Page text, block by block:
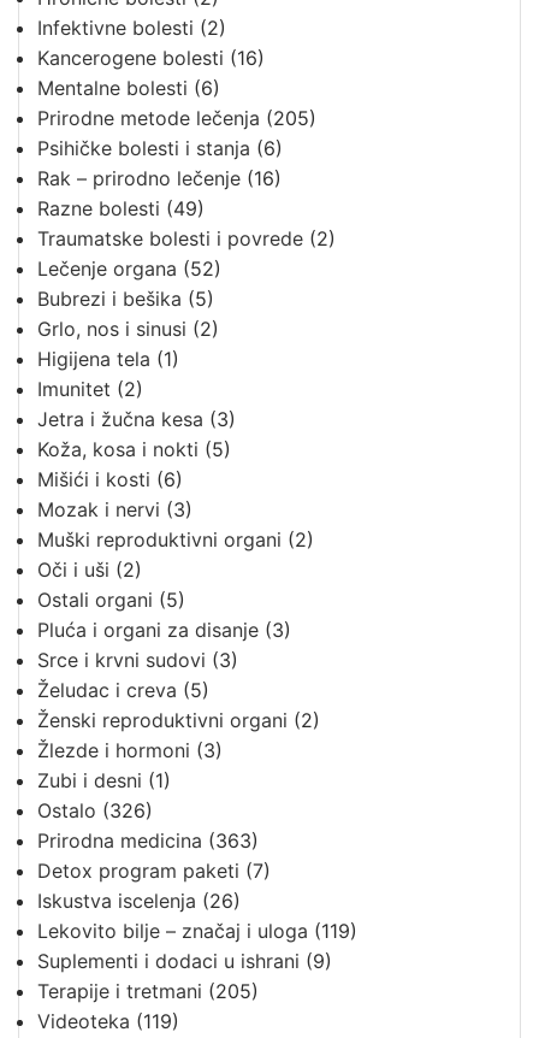
Infektivne bolesti (2)
Kancerogene bolesti (16)
Mentalne bolesti (6)
Prirodne metode lečenja (205)
Psihičke bolesti i stanja (6)
Rak – prirodno lečenje (16)
Razne bolesti (49)
Traumatske bolesti i povrede (2)
Lečenje organa (52)
Bubrezi i bešika (5)
Grlo, nos i sinusi (2)
Higijena tela (1)
Imunitet (2)
Jetra i žučna kesa (3)
Koža, kosa i nokti (5)
Mišići i kosti (6)
Mozak i nervi (3)
Muški reproduktivni organi (2)
Oči i uši (2)
Ostali organi (5)
Pluća i organi za disanje (3)
Srce i krvni sudovi (3)
Želudac i creva (5)
Ženski reproduktivni organi (2)
Žlezde i hormoni (3)
Zubi i desni (1)
Ostalo (326)
Prirodna medicina (363)
Detox program paketi (7)
Iskustva iscelenja (26)
Lekovito bilje – značaj i uloga (119)
Suplementi i dodaci u ishrani (9)
Terapije i tretmani (205)
Videoteka (119)